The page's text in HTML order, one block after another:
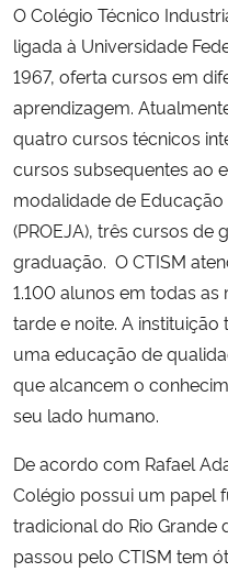
O Colégio Técnico
ligada à Universidade
1967, oferta cursos em
aprendizagem.
quatro cursos técnicos
cursos subsequentes ao
modalidade de
(PROEJA), três cursos
graduação. O CTISM
1.100 alunos em todas
tarde e noite. A
uma educação de
que alcancem o
seu lado humano.
De acordo com Rafael
Colégio possui um papel
tradicional do Rio Grande
passou pelo CTISM tem